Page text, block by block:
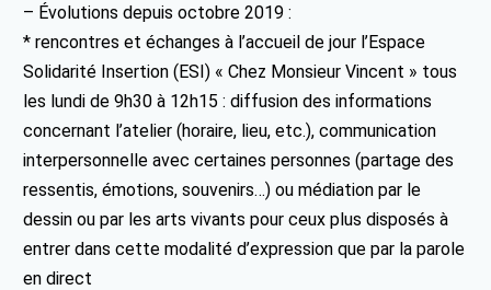
– Évolutions depuis octobre 2019 :
* rencontres et échanges à l’accueil de jour l’Espace
Solidarité Insertion (ESI) « Chez Monsieur Vincent » tous
les lundi de 9h30 à 12h15 : diffusion des informations
concernant l’atelier (horaire, lieu, etc.), communication
interpersonnelle avec certaines personnes (partage des
ressentis, émotions, souvenirs…) ou médiation par le
dessin ou par les arts vivants pour ceux plus disposés à
entrer dans cette modalité d’expression que par la parole
en direct